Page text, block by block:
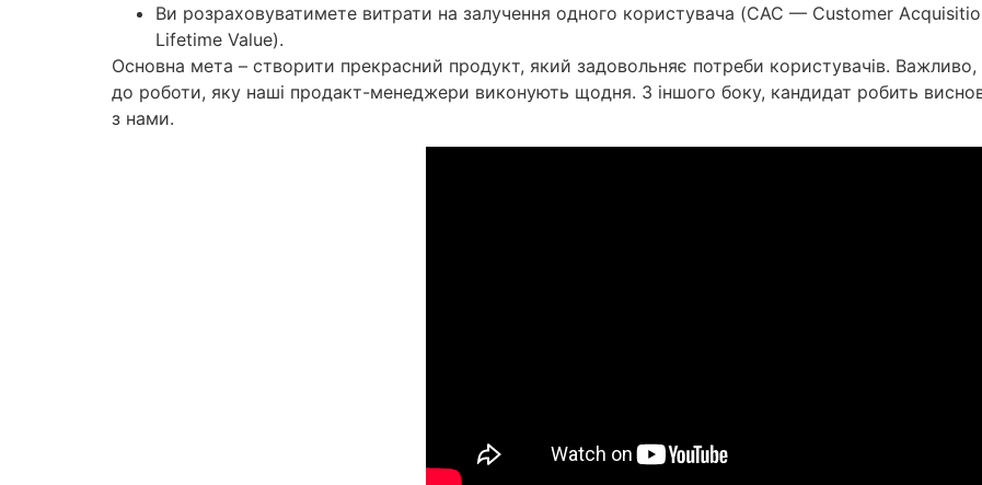
Ви розраховуватимете витрати на залучення одного користувача (CAC — Customer
Lifetime Value).
Основна мета – створити прекрасний продукт, який задовольняє потреби користувачів.
до роботи, яку наші продакт-менеджери виконують щодня. З іншого боку, кандидат робить
з нами.